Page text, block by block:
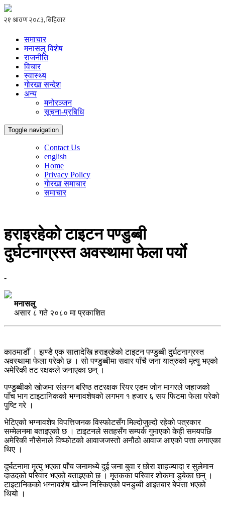
समाचार
मनासलु विशेष
राजनीति
विचार
स्वास्थ्य
गोरखा सन्देश
अन्य
मनोरञ्जन
सूचना-प्रबिधि
Toggle navigation
Contact Us
english
Home
Privacy Policy
गाेरखा समाचार
समाचार
हराइरहेको टाइटन पण्डुब्बी
दुर्घटनाग्रस्त अवस्थामा फेला पर्याे
-
मनासलु
असार ८ गते २०८० मा प्रकाशित
काठमाडौँ । झण्डै एक सातादेखि हराइरहेको टाइटन पण्डुब्बी दुर्घटनाग्रस्त
अवस्थामा फेला परेको छ । सो पण्डुब्बीमा सवार पाँचै जना यात्रुको मृत्यु भएको
अमेरिकी तट रक्षकले जनाएका छन् ।
पण्डुब्बीको खोजमा संलग्न बरिष्ठ तटरक्षक रियर एडम जोन मागरले जहाजको
पाँच भाग टाइटानिकको भग्नावशेषको लगभग १ हजार ६ सय फिटमा फेला परेको
पुष्टि गरे ।
भेटिएको भग्नावशेष विपत्तिजनक विस्फोटसँग मिल्दोजुल्दो रहेको पत्रकार
सम्मेलनमा बताइएको छ । टाइटनले सतहसँग सम्पर्क गुमाएको केही समयपछि
अमेरिकी नौसेनाले विष्फोटको आवाजजस्तो अनौठो आवाज आएको पत्ता लगाएका
थिए ।
दुर्घटनामा मृत्यु भएका पाँच जनामध्ये दुई जना बुवा र छोरा शाहज्यादा र सुलेमान
दाउदको परिवार भएको बताइएको छ । मृतकका परिवार शोकमा डुबेका छन् ।
टाइटानिकको भग्नावशेष खोज्न निस्किएको पनडुब्बी आइतबार बेपत्ता भएको
थियो ।